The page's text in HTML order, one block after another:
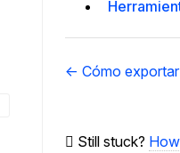
Navegación
← Cómo
Still stuck?